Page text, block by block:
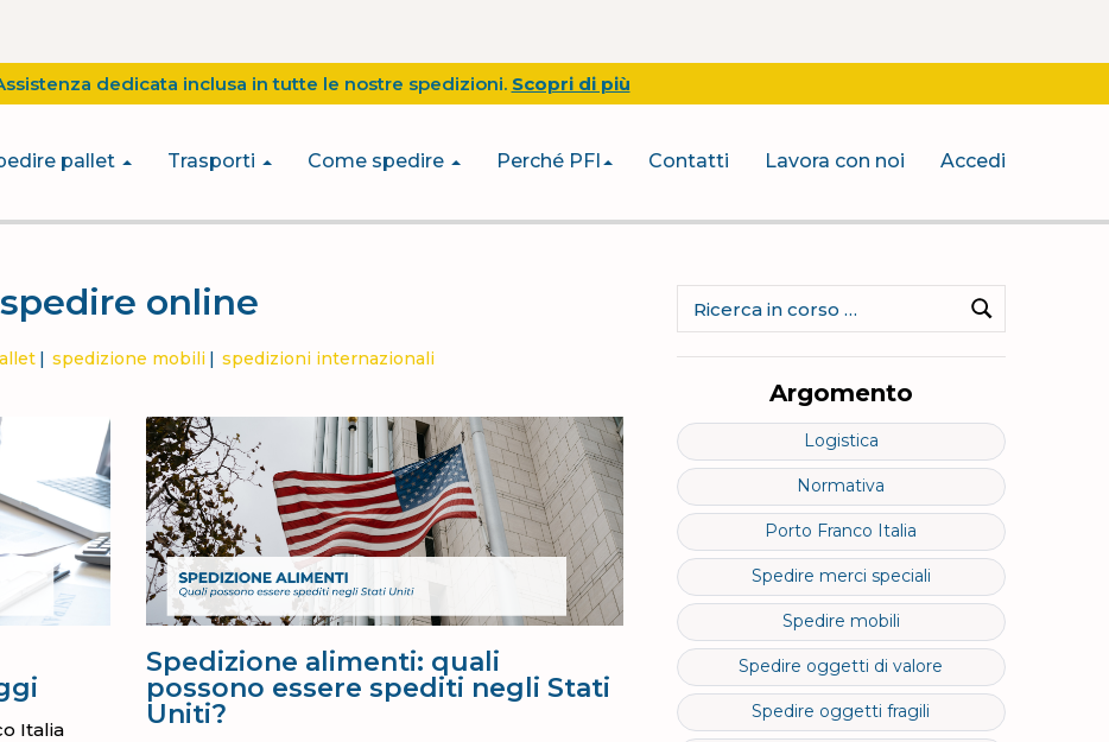
dedicata inclusa in tutte le nostre spedizioni. Scopri di più
pallet Trasporti Come spedire Perché PFI Contatti Lavora con noi Accedi
online
spedizione mobili spedizioni internazionali
Italia
Spedizione alimenti: quali
possono essere spediti negli Stati
Uniti?
Ricerca
Cerca
Argomento
Logistica
Normativa
Porto Franco Italia
Spedire merci speciali
Spedire mobili
Spedire oggetti di valore
Spedire oggetti fragili